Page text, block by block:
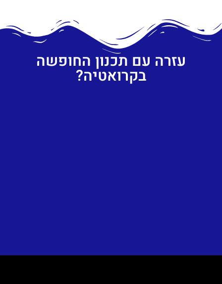
עזרה עם תכנון החופשה
בקרואטיה?